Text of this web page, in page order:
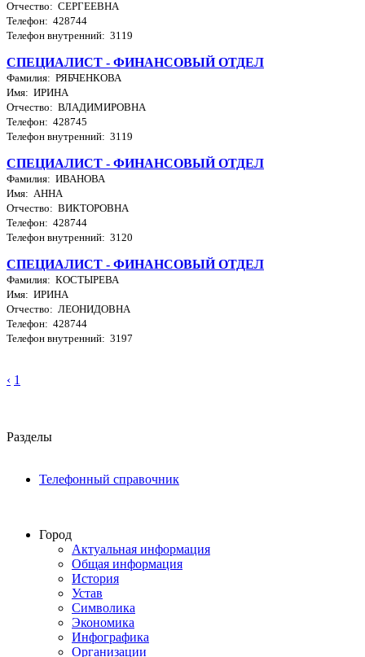
Отчество: СЕРГЕЕВНА
Телефон: 428744
Телефон внутренний: 3119
СПЕЦИАЛИСТ - ФИНАНСОВЫЙ ОТДЕЛ
Фамилия: РЯБЧЕНКОВА
Имя: ИРИНА
Отчество: ВЛАДИМИРОВНА
Телефон: 428745
Телефон внутренний: 3119
СПЕЦИАЛИСТ - ФИНАНСОВЫЙ ОТДЕЛ
Фамилия: ИВАНОВА
Имя: АННА
Отчество: ВИКТОРОВНА
Телефон: 428744
Телефон внутренний: 3120
СПЕЦИАЛИСТ - ФИНАНСОВЫЙ ОТДЕЛ
Фамилия: КОСТЫРЕВА
Имя: ИРИНА
Отчество: ЛЕОНИДОВНА
Телефон: 428744
Телефон внутренний: 3197
‹ 1
Разделы
Телефонный справочник
Город
Актуальная информация
Общая информация
История
Устав
Символика
Экономика
Инфографика
Организации